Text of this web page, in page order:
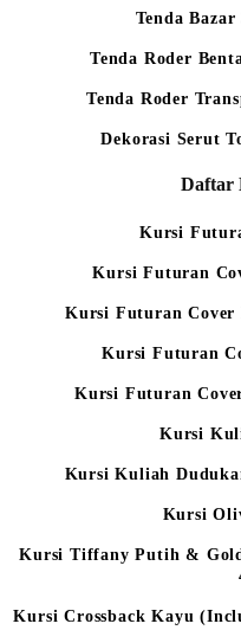
Tenda
Tenda Roder
Tenda Roder
Dekorasi Serut
Daftar
Kursi
Kursi Futuran
Kursi Futuran Cover
Kursi Futuran
Kursi Futuran
Kursi
Kursi Kuliah
Kursi
Kursi Tiffany Putih &
Kursi Crossback Kayu